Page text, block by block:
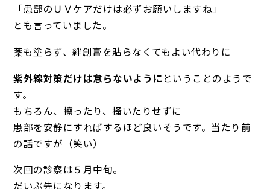
「患部のＵＶケアだけは必ずお願いしますね」
とも言っていました。
薬も塗らず、絆創膏を貼らなくてもよい代わりに
紫外線対策だけは怠らないように ということのようで
す。
もちろん、擦ったり、掻いたりせずに
患部を安静にすればするほど良いそうです。当たり前
の話ですが（笑い）
次回の診察は５月中旬。
だいぶ先になります。